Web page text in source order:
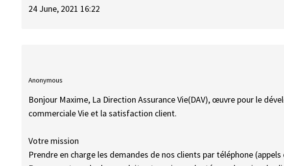
24 June, 2021 16:22
Anonymous
Bonjour Maxime, La Direction Assurance Vie(DAV), œuvre pour le
commerciale Vie et la satisfaction client.
Votre mission
Prendre en charge les demandes de nos clients par téléphone